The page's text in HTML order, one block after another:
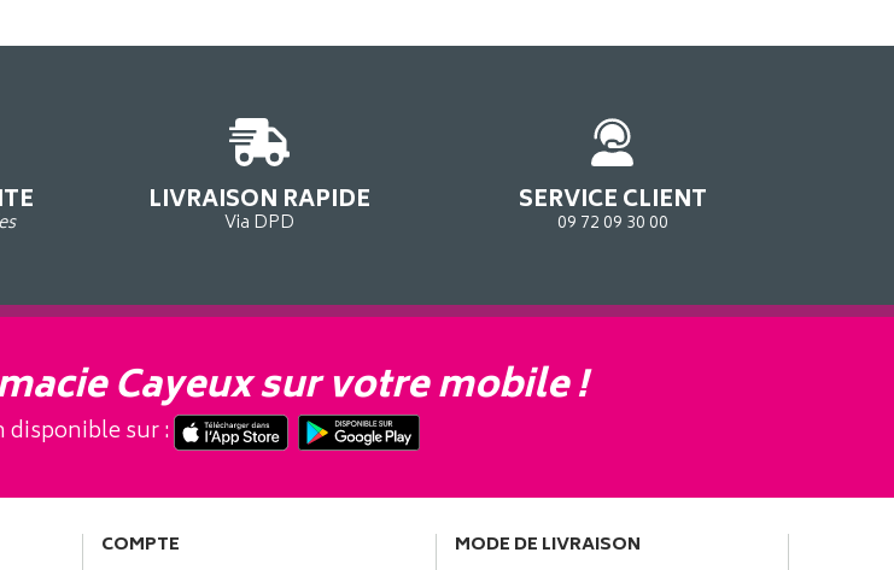
LIVRAISON RAPIDE
Via DPD
SERVICE CLIENT
09 72 09 30 00
Cayeux sur votre mobile !
disponible sur :
COMPTE MODE DE LIVRAISON